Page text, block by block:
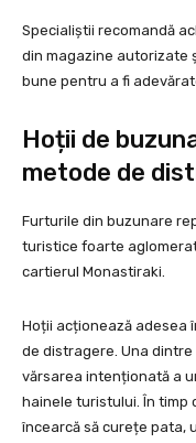
Specialiștii recomandă
din magazine autorizate
bune pentru a fi
Hoții de
metode de
Furturile din buzunare
turistice foarte
cartierul Monastiraki.
Hoții acționează adesea
de distragere. Una
vărsarea intenționată a
hainele turistului. În timp
încearcă să curețe pata,